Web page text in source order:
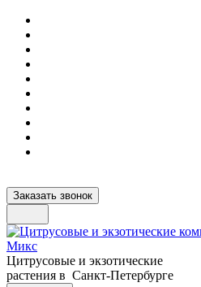
Заказать звонок
Цитрусовые и экзотические
растения в Санкт-Петербурге